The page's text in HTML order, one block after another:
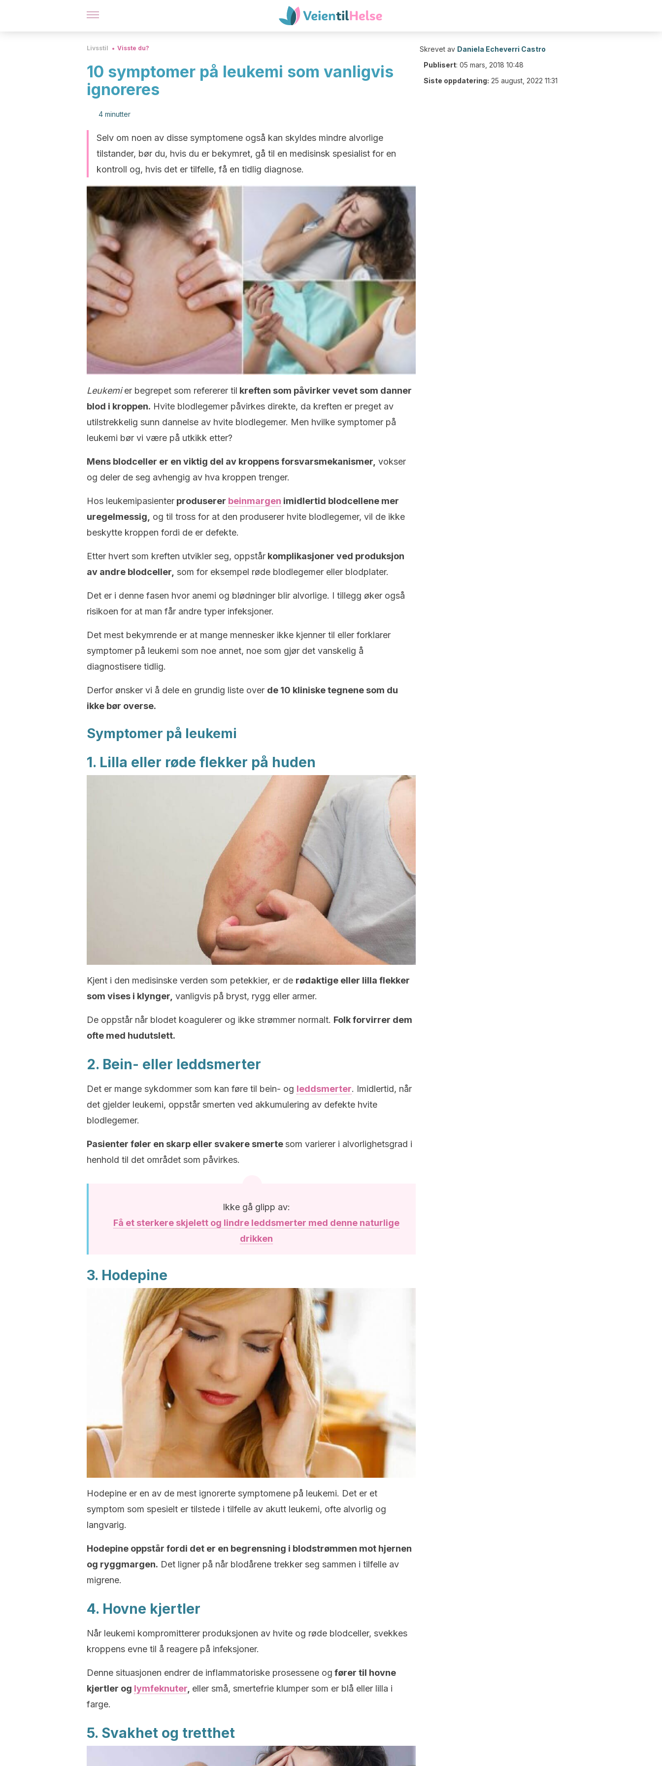
Livsstil Visste du?
10 symptomer på leukemi som vanligvis
ignoreres
4 minutter
Selv om noen av disse symptomene også kan skyldes mindre alvorlige
tilstander, bør du, hvis du er bekymret, gå til en medisinsk spesialist for en
kontroll og, hvis det er tilfelle, få en tidlig diagnose.
Leukemier begrepet som refererer til kreften som påvirker vevet som danner
blod i kroppen. Hvite blodlegemer påvirkes direkte, da kreften er preget av
utilstrekkelig sunn dannelse av hvite blodlegemer. Men hvilke symptomer på
leukemi bør vi være på utkikk etter?
Mens blodceller er en viktig del av kroppens forsvarsmekanismer, vokser
og deler de seg avhengig av hva kroppen trenger.
Hos leukemipasienter produserer beinmargen imidlertid blodcellene mer
uregelmessig,
og til tross for at den produserer hvite blodlegemer, vil de ikke
beskytte kroppen fordi de er defekte.
Etter hvert som kreften utvikler seg, oppstår komplikasjoner ved produksjon
av andre blodceller, som for eksempel røde blodlegemer eller blodplater.
Det er i denne fasen hvor anemi og blødninger blir alvorlige. I tillegg øker også
risikoen for at man får andre typer infeksjoner.
Det mest bekymrende er at mange mennesker ikke kjenner til eller forklarer
symptomer på leukemi som noe annet, noe som gjør det vanskelig å
diagnostisere tidlig.
Derfor ønsker vi å dele en grundig liste over de 10 kliniske tegnene som du
ikke bør overse.
Symptomer på leukemi
1. Lilla eller røde flekker på huden
Kjent i den medisinske verden som petekkier, er de rødaktige eller lilla flekker
som vises i klynger, vanligvis på bryst, rygg eller armer.
De oppstår når blodet koagulerer og ikke strømmer normalt. Folk forvirrer dem
ofte med hudutslett.
2. Bein- eller leddsmerter
Det er mange sykdommer som kan føre til bein- og leddsmerter. Imidlertid, når
det gjelder leukemi, oppstår smerten ved akkumulering av defekte hvite
blodlegemer.
Pasienter føler en skarp eller svakere smertesom varierer i alvorlighetsgrad i
henhold til det området som påvirkes.
Ikke gå glipp av:
Få et sterkere skjelett og lindre leddsmerter med denne naturlige
drikken
3. Hodepine
Hodepine er en av de mest ignorerte symptomene på leukemi. Det er et
symptom som spesielt er tilstede i tilfelle av akutt leukemi, ofte alvorlig og
langvarig.
Hodepine oppstår fordi det er en begrensning i blodstrømmen mot hjernen
og ryggmargen. Det ligner på når blodårene trekker seg sammen i tilfelle av
migrene.
4. Hovne kjertler
Når leukemi kompromitterer produksjonen av hvite og røde blodceller, svekkes
kroppens evne til å reagere på infeksjoner.
Denne situasjonen endrer de inflammatoriske prosessene og fører til hovne
kjertler og lymfeknuter eller små, smertefrie klumper som er blå eller lilla i
farge.
5. Svakhet og tretthet
Skrevet av Daniela Echeverri Castro
Publisert: 05 mars, 2018 10:48
Siste oppdatering: 25 august, 2022 11:31